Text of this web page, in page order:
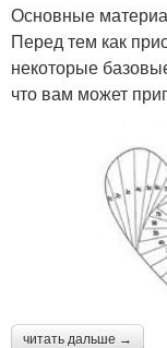
Основные
Перед тем как
некоторые
что вам может
читать дальше →